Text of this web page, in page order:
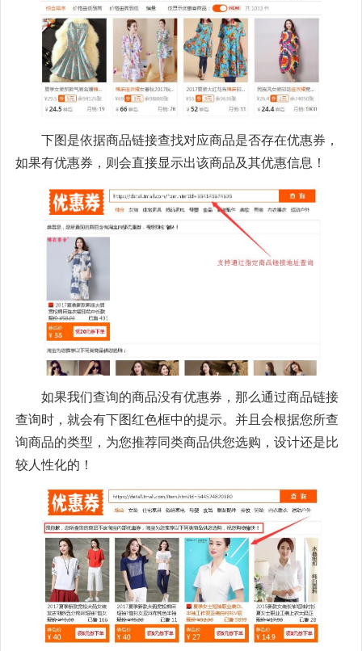
下图是依据商品链接查找对应商品是否存在优惠券，
如果有优惠券，则会直接显示出该商品及其优惠信息！
如果我们查询的商品没有优惠券，那么通过商品链接
查询时，就会有下图红色框中的提示。并且会根据您所查
询商品的类型，为您推荐同类商品供您选购，设计还是比
较人性化的！